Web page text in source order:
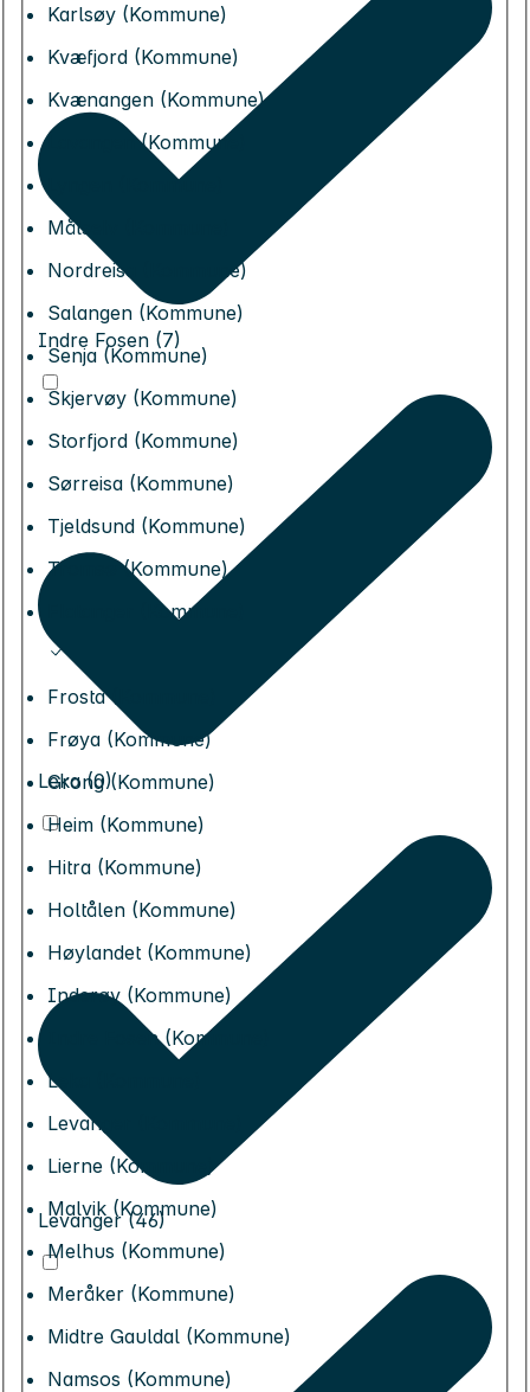
Karlsøy (Kommune)
Kvæfjord (Kommune)
Kvænangen (Kommune)
Lavangen (Kommune)
Lyngen (Kommune)
Målselv (Kommune)
Nordreisa (Kommune)
Salangen (Kommune)
Senja (Kommune)
Skjervøy (Kommune)
Storfjord (Kommune)
Sørreisa (Kommune)
Tjeldsund (Kommune)
Tromsø (Kommune)
Flatanger (Kommune)
Frosta (Kommune)
Frøya (Kommune)
Grong (Kommune)
Heim (Kommune)
Hitra (Kommune)
Holtålen (Kommune)
Høylandet (Kommune)
Inderøy (Kommune)
Indre Fosen (Kommune)
Leka (Kommune)
Levanger (Kommune)
Lierne (Kommune)
Malvik (Kommune)
Melhus (Kommune)
Meråker (Kommune)
Midtre Gauldal (Kommune)
Namsos (Kommune)
Indre Fosen (7)
Leka (0)
Levanger (46)